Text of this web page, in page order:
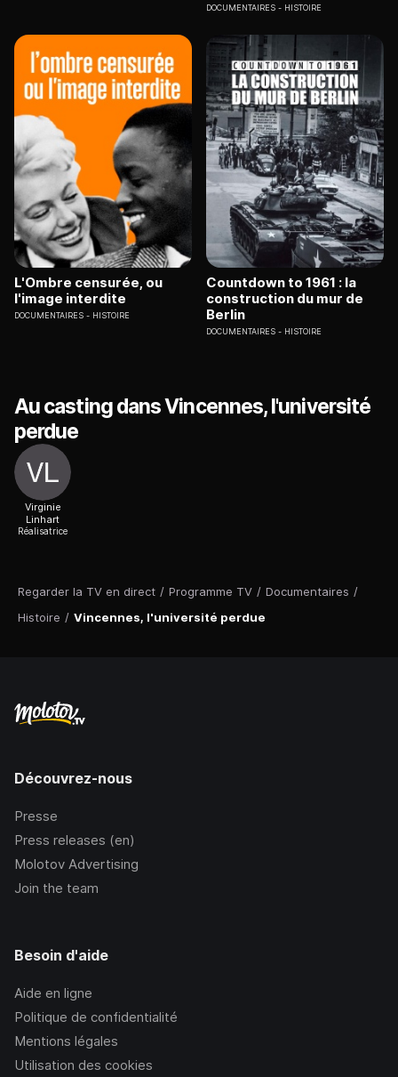
Regarder la TV en direct / Programme TV / Documentaires /
Histoire / Vincennes, l'université perdue
DOCUMENTAIRES HISTOIRE
L'Ombre censurée, ou
l'image interdite
DOCUMENTAIRES HISTOIRE
Countdown to 1961 : la
construction du mur de
Berlin
DOCUMENTAIRES HISTOIRE
Au casting dans Vincennes, l'université
perdue
Virginie
Linhart
Réalisatrice
Découvrez-nous
Presse
Press releases (en)
Molotov Advertising
Join the team
Besoin d'aide
Aide en ligne
Politique de confidentialité
Mentions légales
Utilisation des cookies